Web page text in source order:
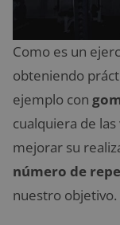
Como es un
obteniendo
ejemplo con
cualquiera de
mejorar su
número de
nuestro objetivo.